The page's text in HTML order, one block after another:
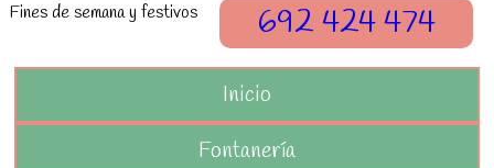
Fines de semana y festivos 692 424 474
Inicio
Fontanería